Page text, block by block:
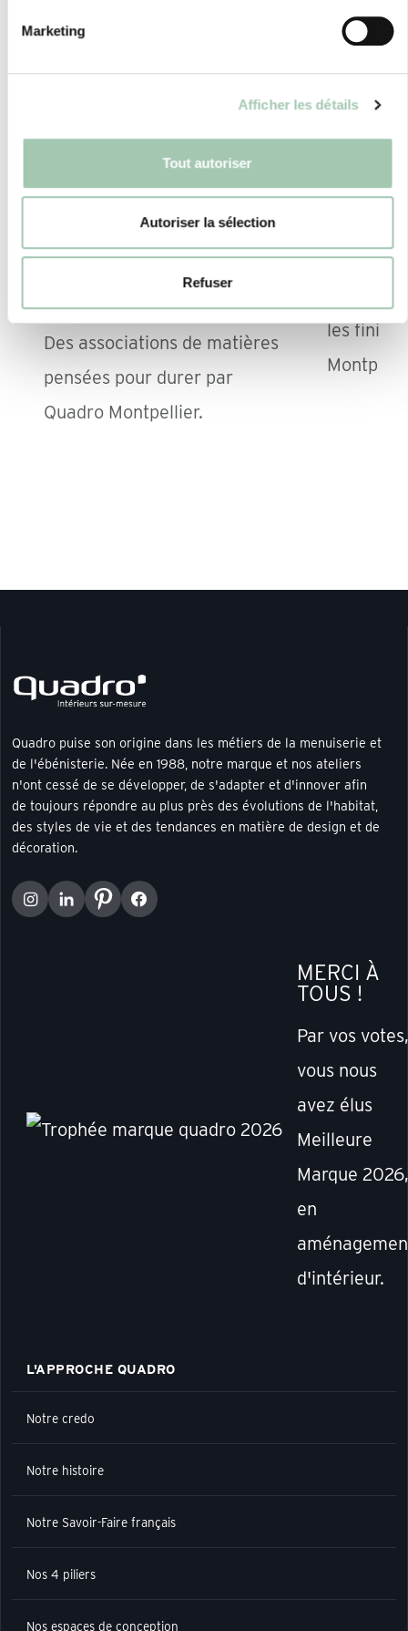
Marketing
Afficher les détails
Tout autoriser
Autoriser la sélection
Refuser
QUELS COLORIS
UTILISER POUR UNE
BIBLIOTHÈQUE SUR
MESURE ?
Des associations de matières
pensées pour durer par
Quadro Montpellier.
les
Quadro puise son origine dans les métiers de la menuiserie et
de l'ébénisterie. Née en 1988, notre marque et nos ateliers
n'ont cessé de se développer, de s'adapter et d'innover afin
de toujours répondre au plus près des évolutions de l'habitat,
des styles de vie et des tendances en matière de design et de
décoration.
MERCI À
TOUS !
Par vos votes,
vous nous
avez élus
Meilleure
Marque 2026,
en
d'intérieur.
L'APPROCHE QUADRO
Notre credo
Notre histoire
Notre Savoir-Faire français
Nos 4 piliers
Nos espaces de conception